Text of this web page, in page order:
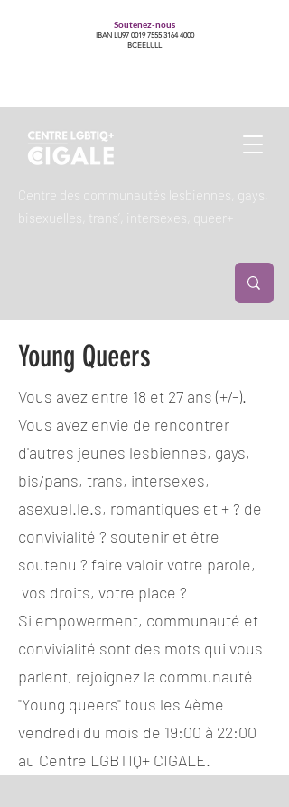
Soutenez-nous
IBAN LU97 0019 7555 3164 4000
BCEELULL
Centre des communautés lesbiennes, gays,
bisexuelles, trans’, intersexes, queer+
Young Queers
Vous avez entre 18 et 27 ans (+/-).
Vous avez envie de rencontrer
d'autres jeunes lesbiennes, gays,
bis/pans, trans, intersexes,
asexuel.le.s, romantiques et + ? de
convivialité ? soutenir et être
soutenu ? faire valoir votre parole,
vos droits, votre place ?
Si empowerment, communauté et
convivialité sont des mots qui vous
parlent, rejoignez la communauté
"Young queers" tous les 4ème
vendredi du mois de 19:00 à 22:00
au Centre LGBTIQ+ CIGALE.